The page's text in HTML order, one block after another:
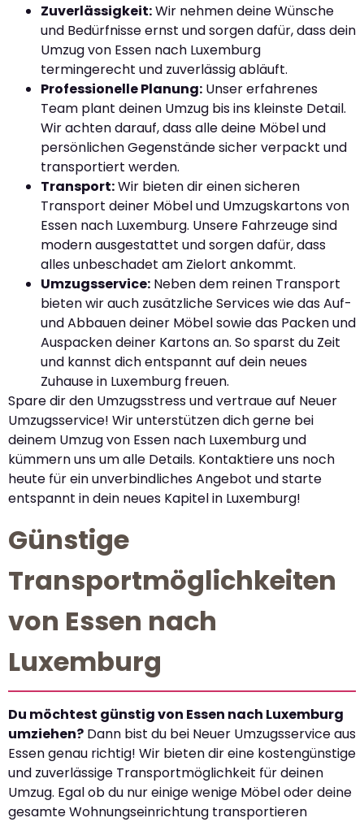
Zuverlässigkeit:Wir nehmen deine Wünsche
und Bedürfnisse ernst und sorgen dafür, dass dein
Umzug von Essen nach Luxemburg
termingerecht und zuverlässig abläuft.
Professionelle Planung: Unser erfahrenes
Team plant deinen Umzug bis ins kleinste Detail.
Wir achten darauf, dass alle deine Möbel und
persönlichen Gegenstände sicher verpackt und
transportiert werden.
Transport:Wir bieten dir einen sicheren
Transport deiner Möbel und Umzugskartons von
Essen nach Luxemburg. Unsere Fahrzeuge sind
modern ausgestattet und sorgen dafür, dass
alles unbeschadet am Zielort ankommt.
Umzugsservice: Neben dem reinen Transport
bieten wir auch zusätzliche Services wie das Auf-
und Abbauen deiner Möbel sowie das Packen und
Auspacken deiner Kartons an. So sparst du Zeit
und kannst dich entspannt auf dein neues
Zuhause in Luxemburg freuen.
Spare dir den Umzugsstress und vertraue auf Neuer
Umzugsservice! Wir unterstützen dich gerne bei
deinem Umzug von Essen nach Luxemburg und
kümmern uns um alle Details. Kontaktiere uns noch
heute für ein unverbindliches Angebot und starte
entspannt in dein neues Kapitel in Luxemburg!
Günstige
Transportmöglichkeiten
von Essen nach
Luxemburg
Du möchtest günstig von Essen nach Luxemburg
umziehen? Dann bist du bei Neuer Umzugsservice aus
Essen genau richtig! Wir bieten dir eine kostengünstige
und zuverlässige Transportmöglichkeit für deinen
Umzug. Egal ob du nur einige wenige Möbel oder deine
gesamte Wohnungseinrichtung transportieren